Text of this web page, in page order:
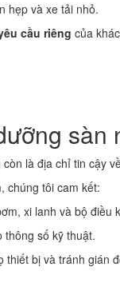
hẹp và xe tải nhỏ.
cầu riêng của
là địa chỉ tin cậy
chúng tôi cam kết:
xi lanh và bộ điều
số kỹ thuật.
bị và tránh gián